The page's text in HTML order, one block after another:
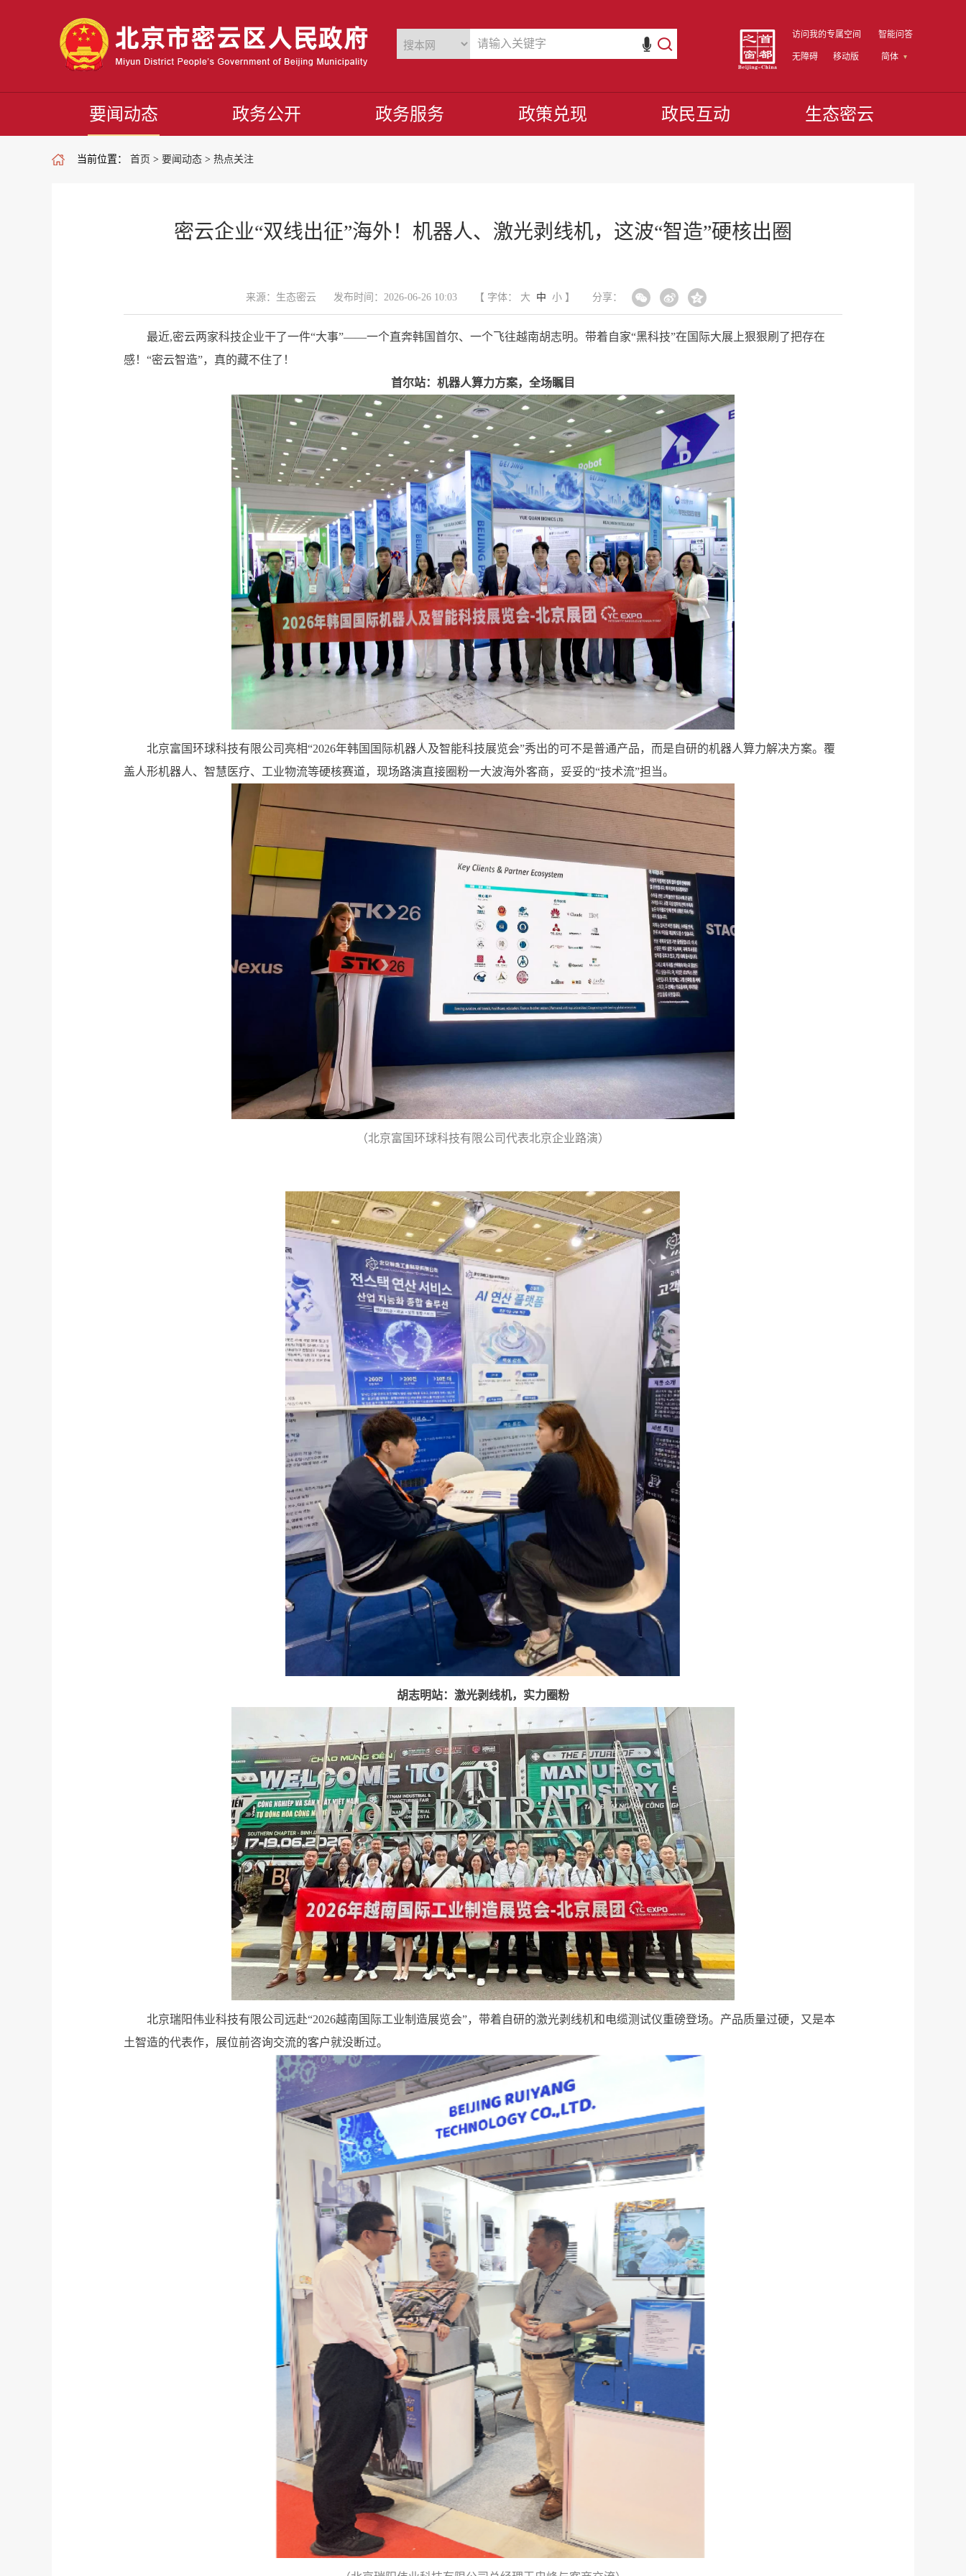
访问我的专属空间 智能问答
无障碍 移动版 简体
要闻动态 政务公开 政务服务 政策兑现 政民互动 生态密云
当前位置： 首页 > 要闻动态 > 热点关注
密云企业“双线出征”海外！机器人、激光剥线机，这波“智造”硬核出圈
来源：生态密云 发布时间：2026-06-26 10:03 【 字体： 大 中 小】 分享：
最近,密云两家科技企业干了一件“大事”——一个直奔韩国首尔、 一个飞往越南胡志明。带着自家“黑科技”在国际大展上狠狠刷了把存在
感！“密云智造”，真的藏不住了！
首尔站：机器人算力方案，全场瞩目
北京富国环球科技有限公司 亮相“2026年韩国国际机器人及智能科技展览会”秀出的可不是普通产品， 而是自研的机器人算力解决方案。覆
盖人形机器人、智慧医疗、工业物流等硬核赛道，现场路演直接圈粉一大波海外客商， 妥妥的“技术流”担当。
（北京富国环球科技有限公司代表北京企业路演）
胡志明站：激光剥线机，实力圈粉
北京瑞阳伟业科技有限公司远赴“2026越南国际工业制造展览会”，带着自研的激光剥线机和电缆测试仪重磅登场。产品质量过硬， 又是本
土智造的代表作，展位前咨询交流的客户就没断过。